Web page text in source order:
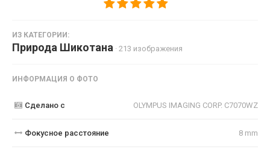
ИЗ КАТЕГОРИИ:
Природа Шикотана · 213 изображения
ИНФОРМАЦИЯ О ФОТО
Сделано с OLYMPUS IMAGING CORP. C7070WZ
Фокусное расстояние 8 mm